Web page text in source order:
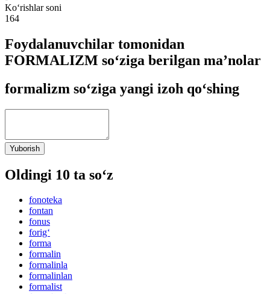
Ko‘rishlar soni
164
Foydalanuvchilar tomonidan
FORMALIZM so‘ziga berilgan ma’nolar
formalizm so‘ziga yangi izoh qo‘shing
Yuborish
Oldingi 10 ta so‘z
fonoteka
fontan
fonus
forig‘
forma
formalin
formalinla
formalinlan
formalist